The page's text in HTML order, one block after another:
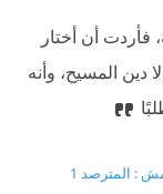
فأردت أن أختار
دين المسيح، وأنه
: المترصد 1